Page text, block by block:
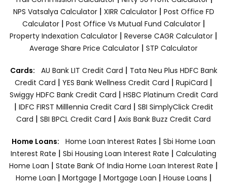
NPS Vatsalya Calculator| XIRR Calculator| Post Office FD
Calculator| Post Office Vs Mutual Fund Calculator|
Property Indexation Calculator | Reverse CAGR Calculator |
Average Share Price Calculator | STP Calculator
Cards: AU Bank LIT Credit Card | Tata Neu Plus HDFC Bank
Credit Card | YES Bank Wellness Credit Card | RupiCard |
Swiggy HDFC Bank Credit Card | HSBC Platinum Credit Card
| IDFC FIRST Milllennia Credit Card | SBI SimplyClick Credit
Card | SBI BPCL Credit Card | Axis Bank Buzz Credit Card
Home Loans: Home Loan Interest Rates | Sbi Home Loan
Interest Rate | Sbi Housing Loan Interest Rate | Calculating
Home Loan | State Bank Of India Home Loan Interest Rate |
Home Loan | Mortgage | Mortgage Loan | House Loans |